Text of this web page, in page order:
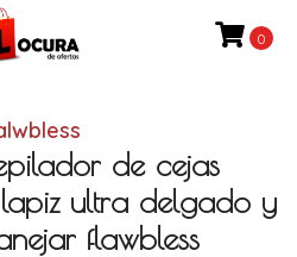
0
de cejas
ultra delgado y
flawbless